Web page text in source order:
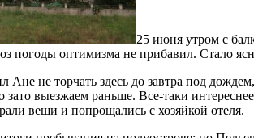
25 июня утром с
погоды оптимизма не прибавил. Стало
Ане не торчать здесь до завтра под
зато выезжаем раньше. Все-таки
вещи и попрощались с хозяйкой отеля.